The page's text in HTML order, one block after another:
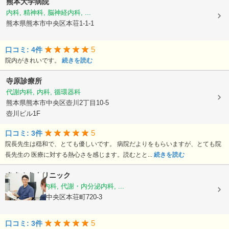
内科, 精神科, 脳神経内科, ...
熊本県熊本市中央区本荘1-1-1
口コミ: 4件 5
院内がきれいです。 続きを読む
寺原診療所
代謝内科, 内科, 循環器科
熊本県熊本市中央区壺川2丁目10-5
壺川ビル1F
口コミ: 3件 5
院長先生は穏和で、とても優しいです。 病院だよりをもらいますが、とても院
長先生の 医療に対する熱心さを感じます。読むとと... 続きを読む
きさぬきクリニック
糖尿病内科, 内科, 代謝・内分泌内科, ...
熊本県熊本市中央区本荘町720-3
口コミ: 3件 5